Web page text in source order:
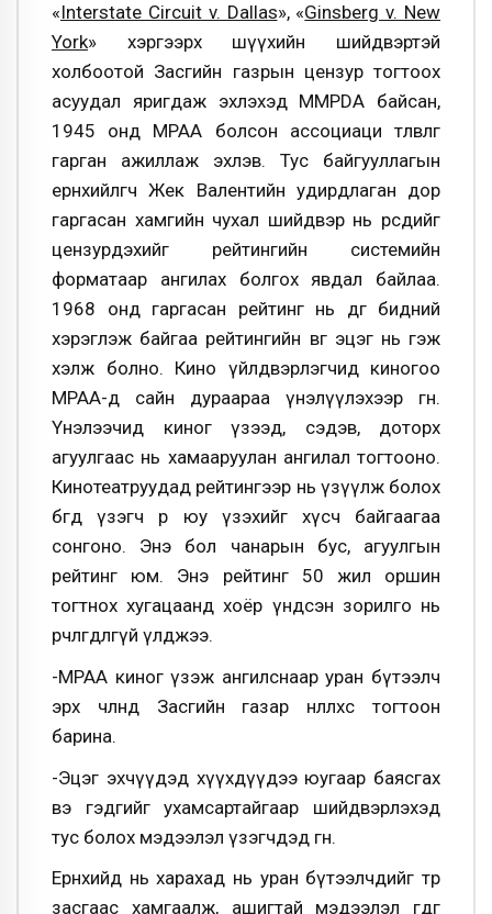
«Interstate Circuit v. Dallas», «Ginsberg v. New
York» хэргээрх шүүхийн шийдвэртэй
холбоотой Засгийн газрын цензур тогтоох
асуудал яригдаж эхлэхэд MMPDA байсан,
1945 онд МРАА болсон ассоциаци төлөвлөгөө
гарган ажиллаж эхлэв. Тус байгууллагын
ерөнхийлөгч Жек Валентийн удирдлаган дор
гаргасан хамгийн чухал шийдвэр нь өөрсдийгөө
цензурдэхийг рейтингийн системийн
форматаар ангилах болгох явдал байлаа.
1968 онд гаргасан рейтинг нь өдгөө бидний
хэрэглэж байгаа рейтингийн өвөг эцэг нь гэж
хэлж болно. Кино үйлдвэрлэгчид киногоо
МРАА-д сайн дураараа үнэлүүлэхээр өгнө.
Үнэлээчид киног үзээд, сэдэв, доторх
агуулгаас нь хамааруулан ангилал тогтооно.
Кинотеатруудад рейтингээр нь үзүүлж болох
бөгөөд үзэгч өөрөө юу үзэхийг хүсч байгаагаа
сонгоно. Энэ бол чанарын бус, агуулгын
рейтинг юм. Энэ рейтинг 50 жил оршин
тогтнох хугацаанд хоёр үндсэн зорилго нь
өөрчлөгдөлгүй үлджээ.
-МРАА киног үзэж ангилснаар уран бүтээлч
эрх чөлөөнд Засгийн газар нөлөөлөхөөс тогтоон
барина.
-Эцэг эхчүүдэд хүүхдүүдээ юугаар баясгах
вэ гэдгийг ухамсартайгаар шийдвэрлэхэд
тус болох мэдээлэл үзэгчдэд өгнө.
Ерөнхийд нь харахад нь уран бүтээлчдийг төр
засгаас хамгаалж, ашигтай мэдээлэл өгдөг